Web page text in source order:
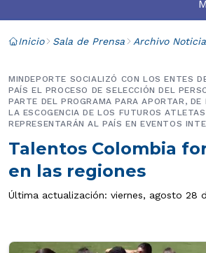
Inicio Sala de Prensa Archivo
Talentos Colombia
en las regiones
MINDEPORTE SOCIALIZÓ CON LOS ENTES
PAÍS EL PROCESO DE SELECCIÓN DEL
PARTE DEL PROGRAMA PARA APORTAR,
LA ESCOGENCIA DE LOS FUTUROS
REPRESENTARÁN AL PAÍS EN EVENTOS
Última actualización: viernes, agosto 28